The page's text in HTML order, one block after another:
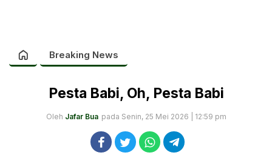
Breaking News
Pesta Babi, Oh, Pesta Babi
Oleh Jafar Bua pada Senin, 25 Mei 2026 | 12:59 pm